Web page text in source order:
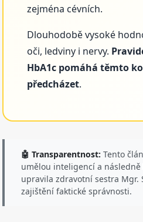
zejména cévních.
Dlouhodobě vysoké
oči, ledviny i nervy.
HbA1c pomáhá těmto
předcházet.
🤖 Transparentnost: Tento
umělou inteligencí a následně
upravila zdravotní sestra Mgr.
zajištění faktické správnosti.